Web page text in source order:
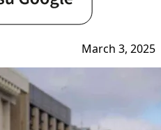
March 3, 2025